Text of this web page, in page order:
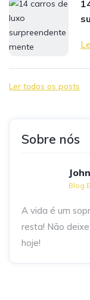
Ler todos os posts
Sobre nós
Blog
A vida é um
resta! Não
hoje!